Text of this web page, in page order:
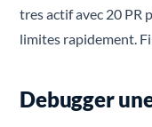
tres actif avec 20 PR
limites rapidement.
Debugger